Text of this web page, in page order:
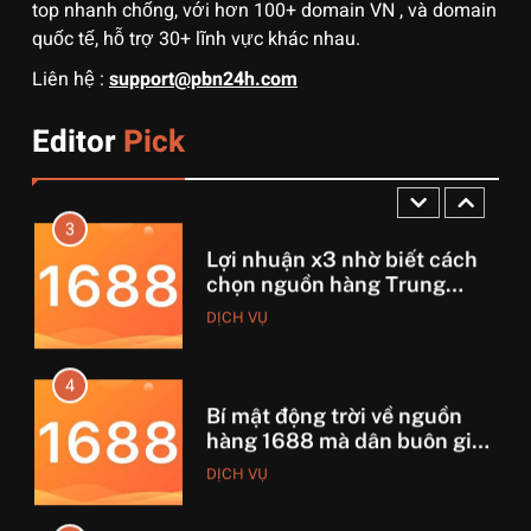
top nhanh chống, với hơn 100+ domain VN , và domain
quốc tế, hỗ trợ 30+ lĩnh vực khác nhau.
Liên hệ : support@pbn24h.com
EditorPick
2
tháng lời 20 triệu
3
Lợi nhuận x3 nhờ biết cách
chọn nguồn hàng Trung
Quốc chuẩn
DỊCH VỤ
4
Bí mật động trời về nguồn
hàng 1688 mà dân buôn giấu
nhẹm!
DỊCH VỤ